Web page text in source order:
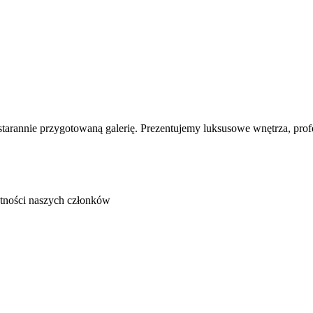
przygotowaną galerię. Prezentujemy luksusowe wnętrza,
naszych członków